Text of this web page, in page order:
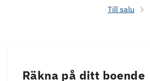
Till salu
Räkna på ditt boende